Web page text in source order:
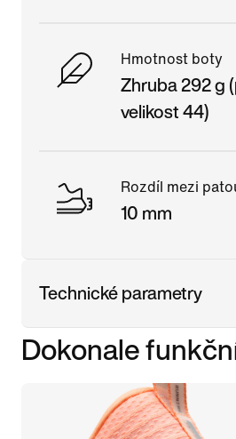
Hmotnost boty
Zhruba 292 g
velikost 44)
Rozdíl mezi
10 mm
Technické parametry
Dokonale